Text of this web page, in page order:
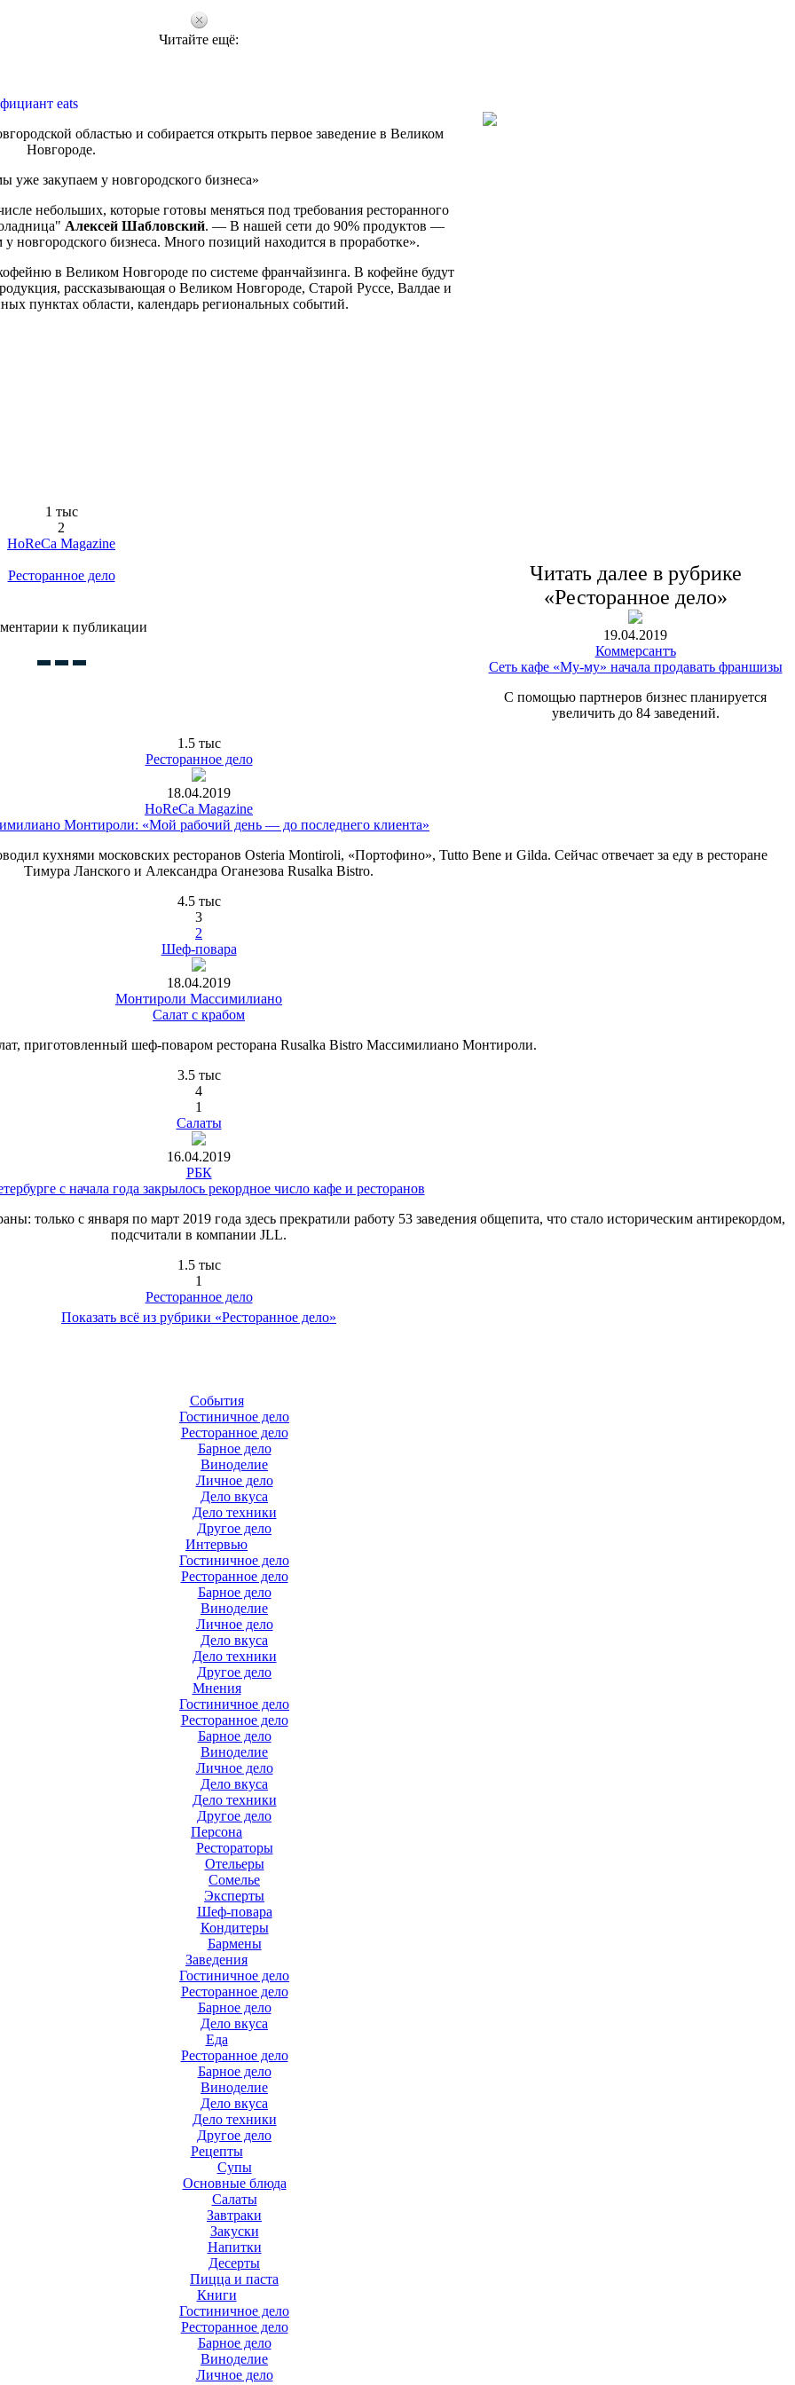
Читайте ещё:
eats
областью и собирается открыть первое заведение в Великом
Новгороде.
уже закупаем у новгородского бизнеса»
небольших, которые готовы меняться под требования ресторанного
Алексей Шабловский. — В нашей сети до 90% продуктов —
новгородского бизнеса. Много позиций находится в проработке».
в Великом Новгороде по системе франчайзинга. В кофейне будут
рассказывающая о Великом Новгороде, Старой Руссе, Валдае и
пунктах области, календарь региональных событий.
1 тыс
2
HoReCa Magazine
Ресторанное дело
к публикации
Читать далее в рубрике
«Ресторанное дело»
19.04.2019
Коммерсантъ
Сеть кафе «Му-му» начала продавать франшизы
С помощью партнеров бизнес планируется
увеличить до 84 заведений.
1.5 тыс
Ресторанное дело
18.04.2019
HoReCa Magazine
Монтироли: «Мой рабочий день — до последнего клиента»
кухнями московских ресторанов Osteria Montiroli, «Портофино», Tutto Bene и Gilda. Сейчас отвечает за еду в ресторане
Тимура Ланского и Александра Оганезова Rusalka Bistro.
4.5 тыс
3
2
Шеф-повара
18.04.2019
Монтироли Массимилиано
Салат с крабом
приготовленный шеф-поваром ресторана Rusalka Bistro Массимилиано Монтироли.
3.5 тыс
4
1
Салаты
16.04.2019
РБК
с начала года закрылось рекордное число кафе и ресторанов
только с января по март 2019 года здесь прекратили работу 53 заведения общепита, что стало историческим антирекордом,
подсчитали в компании JLL.
1.5 тыс
1
Ресторанное дело
Показать всё из рубрики «Ресторанное дело»
События
Гостиничное дело
Ресторанное дело
Барное дело
Виноделие
Личное дело
Дело вкуса
Дело техники
Другое дело
Интервью
Гостиничное дело
Ресторанное дело
Барное дело
Виноделие
Личное дело
Дело вкуса
Дело техники
Другое дело
Мнения
Гостиничное дело
Ресторанное дело
Барное дело
Виноделие
Личное дело
Дело вкуса
Дело техники
Другое дело
Персона
Рестораторы
Отельеры
Сомелье
Эксперты
Шеф-повара
Кондитеры
Бармены
Заведения
Гостиничное дело
Ресторанное дело
Барное дело
Дело вкуса
Еда
Ресторанное дело
Барное дело
Виноделие
Дело вкуса
Дело техники
Другое дело
Рецепты
Супы
Основные блюда
Салаты
Завтраки
Закуски
Напитки
Десерты
Пицца и паста
Книги
Гостиничное дело
Ресторанное дело
Барное дело
Виноделие
Личное дело